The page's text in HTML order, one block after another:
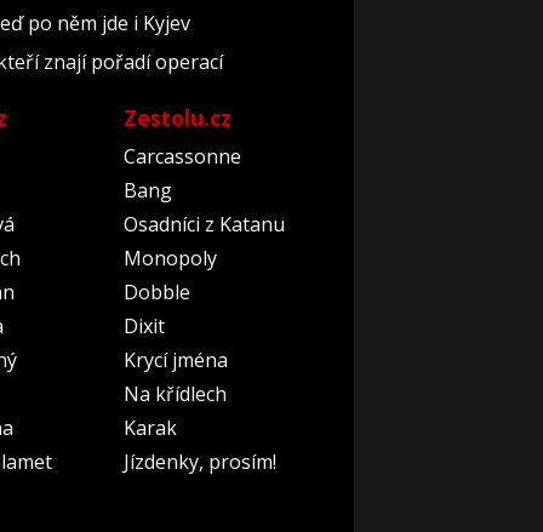
po něm jde i Kyjev
znají pořadí operací
Zestolu.cz
Carcassonne
Bang
Osadníci z Katanu
Monopoly
Dobble
Dixit
Krycí jména
Na křídlech
Karak
Jízdenky, prosím!